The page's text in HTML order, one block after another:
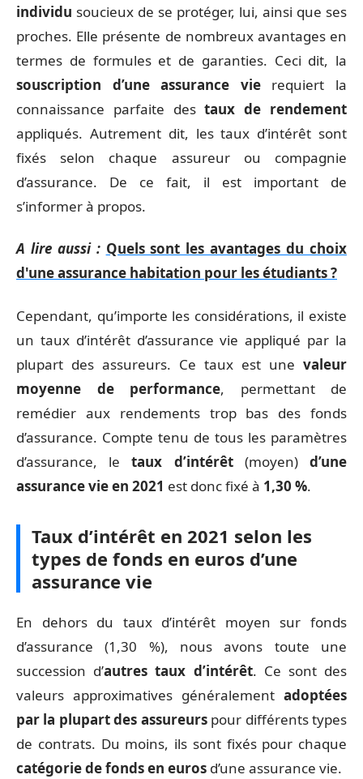
individu soucieux de se protéger, lui, ainsi que ses
proches. Elle présente de nombreux avantages en
termes de formules et de garanties. Ceci dit, la
souscription d’une assurance vierequiert la
connaissance parfaite destaux de rendement
appliqués. Autrement dit, les taux d’intérêt sont
fixés selon chaque assureur ou compagnie
d’assurance. De ce fait, il est important de
s’informer à propos.
A lire aussi : Quels sont les avantages du choix
d'une assurance habitation pour les étudiants ?
Cependant, qu’importe les considérations, il existe
un taux d’intérêt d’assurance vie appliqué par la
plupart des assureurs. Ce taux est une valeur
moyenne de performance, permettant de
remédier aux rendements trop bas des fonds
d’assurance. Compte tenu de tous les paramètres
d’assurance, letaux d’intérêt(moyen)d’une
assurance vie en 2021 est donc fixé à 1,30 %.
Taux d’intérêt en 2021 selon les
types de fonds en euros d’une
assurance vie
En dehors du taux d’intérêt moyen sur fonds
d’assurance (1,30 %), nous avons toute une
succession d’autres taux d’intérêt. Ce sont des
valeurs approximatives généralement adoptées
par la plupart des assureurspour différents types
de contrats. Du moins, ils sont fixés pour chaque
catégorie de fonds en euros d’une assurance vie.